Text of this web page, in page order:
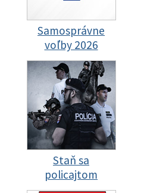
Samosprávne
voľby 2026
Staň sa
policajtom